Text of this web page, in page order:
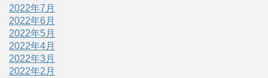
2022年7月
2022年6月
2022年5月
2022年4月
2022年3月
2022年2月